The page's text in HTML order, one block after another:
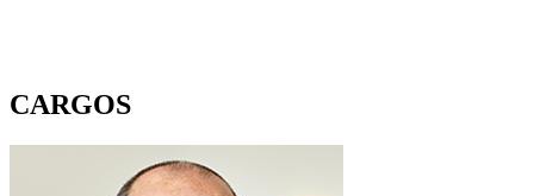
CARGOS